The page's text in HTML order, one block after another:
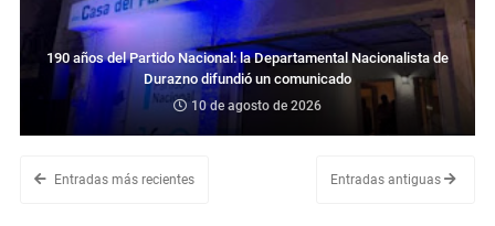
190 años del Partido Nacional: la Departamental Nacionalista de
Durazno difundió un comunicado
10 de agosto de 2026
Entradas más recientes Entradas antiguas